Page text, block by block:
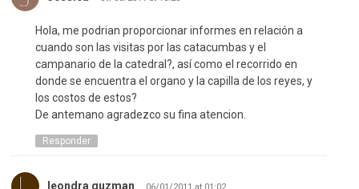
Hola, me podrian proporcionar informes en relación a
cuando son las visitas por las catacumbas y el
campanario de la catedral?, así como el recorrido en
donde se encuentra el organo y la capilla de los reyes, y
los costos de estos?
De antemano agradezco su fina atencion.
Responder
leondra guzman